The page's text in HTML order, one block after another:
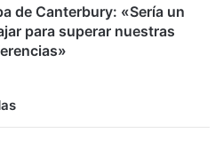
de Canterbury: «Sería un
para superar nuestras